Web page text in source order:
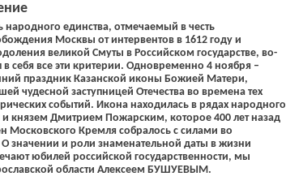
народного единства, отмечаемый в честь
Москвы от интервентов в 1612 году и
великой Смуты в Российском государстве, во­
в себя все эти критерии. Одновременно 4 ноября –
праздник Казанской иконы Божией Матери,
чудесной заступницей Отечества во времена тех
событий. Икона находилась в рядах народного
князем Дмитрием Пожарским, которое 400 лет назад
Кремля со­бралось с силами во
значении и роли знаменательной даты в жизни
юбилей российской государственности, мы
области Алексеем БУШУЕВЫМ.